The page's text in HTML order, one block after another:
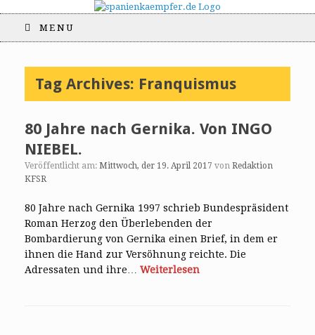
MENU
Tag Archives: Franquismus
80 Jahre nach Gernika. Von INGO
NIEBEL.
Veröffentlicht am: Mittwoch, der 19. April 2017 von Redaktion
KFSR
80 Jahre nach Gernika 1997 schrieb Bundespräsident
Roman Herzog den Überlebenden der
Bombardierung von Gernika einen Brief, in dem er
ihnen die Hand zur Versöhnung reichte. Die
Adressaten und ihre… Weiterlesen